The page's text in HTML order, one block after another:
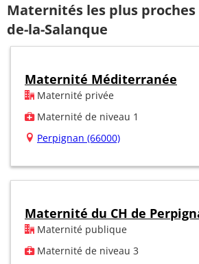
Maternités les plus
de-la-Salanque
Maternité Méditerranée
Maternité privée
Maternité de niveau 1
Perpignan (66000)
Maternité du CH de
Maternité publique
Maternité de niveau 3